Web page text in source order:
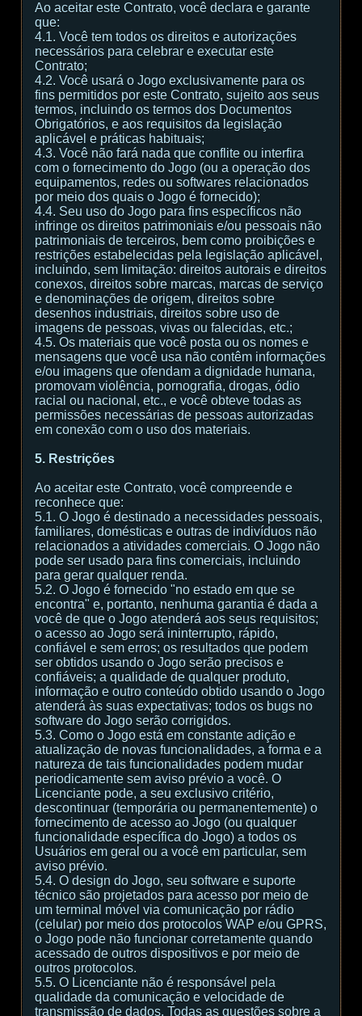
Ao aceitar este Contrato, você declara e garante
que:
4.1. Você tem todos os direitos e autorizações
necessários para celebrar e executar este
Contrato;
4.2. Você usará o Jogo exclusivamente para os
fins permitidos por este Contrato, sujeito aos seus
termos, incluindo os termos dos Documentos
Obrigatórios, e aos requisitos da legislação
aplicável e práticas habituais;
4.3. Você não fará nada que conflite ou interfira
com o fornecimento do Jogo (ou a operação dos
equipamentos, redes ou softwares relacionados
por meio dos quais o Jogo é fornecido);
4.4. Seu uso do Jogo para fins específicos não
infringe os direitos patrimoniais e/ou pessoais não
patrimoniais de terceiros, bem como proibições e
restrições estabelecidas pela legislação aplicável,
incluindo, sem limitação: direitos autorais e direitos
conexos, direitos sobre marcas, marcas de serviço
e denominações de origem, direitos sobre
desenhos industriais, direitos sobre uso de
imagens de pessoas, vivas ou falecidas, etc.;
4.5. Os materiais que você posta ou os nomes e
mensagens que você usa não contêm informações
e/ou imagens que ofendam a dignidade humana,
promovam violência, pornografia, drogas, ódio
racial ou nacional, etc., e você obteve todas as
permissões necessárias de pessoas autorizadas
em conexão com o uso dos materiais.
5. Restrições
Ao aceitar este Contrato, você compreende e
reconhece que:
5.1. O Jogo é destinado a necessidades pessoais,
familiares, domésticas e outras de indivíduos não
relacionados a atividades comerciais. O Jogo não
pode ser usado para fins comerciais, incluindo
para gerar qualquer renda.
5.2. O Jogo é fornecido "no estado em que se
encontra" e, portanto, nenhuma garantia é dada a
você de que o Jogo atenderá aos seus requisitos;
o acesso ao Jogo será ininterrupto, rápido,
confiável e sem erros; os resultados que podem
ser obtidos usando o Jogo serão precisos e
confiáveis; a qualidade de qualquer produto,
informação e outro conteúdo obtido usando o Jogo
atenderá às suas expectativas; todos os bugs no
software do Jogo serão corrigidos.
5.3. Como o Jogo está em constante adição e
atualização de novas funcionalidades, a forma e a
natureza de tais funcionalidades podem mudar
periodicamente sem aviso prévio a você. O
Licenciante pode, a seu exclusivo critério,
descontinuar (temporária ou permanentemente) o
fornecimento de acesso ao Jogo (ou qualquer
funcionalidade específica do Jogo) a todos os
Usuários em geral ou a você em particular, sem
aviso prévio.
5.4. O design do Jogo, seu software e suporte
técnico são projetados para acesso por meio de
um terminal móvel via comunicação por rádio
(celular) por meio dos protocolos WAP e/ou GPRS,
o Jogo pode não funcionar corretamente quando
acessado de outros dispositivos e por meio de
outros protocolos.
5.5. O Licenciante não é responsável pela
qualidade da comunicação e velocidade de
transmissão de dados. Todas as questões sobre a